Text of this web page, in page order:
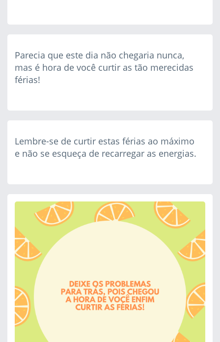
Parecia que este dia não chegaria nunca,
mas é hora de você curtir as tão merecidas
férias!
Lembre-se de curtir estas férias ao máximo
e não se esqueça de recarregar as energias.